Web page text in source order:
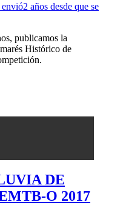
envió2 años desde que se
publicamos la
Histórico de
DE
O 2017